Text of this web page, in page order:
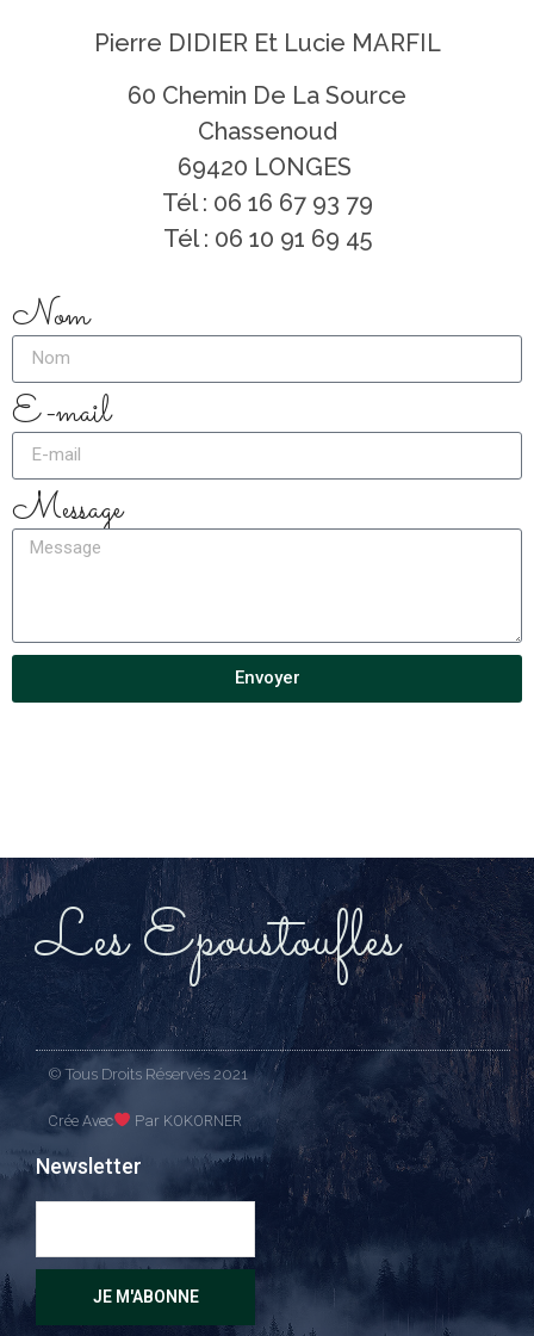
Pierre DIDIER Et Lucie MARFIL
60 Chemin De La Source
Chassenoud
69420 LONGES
Tél : 06 16 67 93 79
Tél : 06 10 91 69 45
Nom
E-mail
Message
Envoyer
Les Epoustoufles
© Tous Droits Réservés 2021
Crée Avec Par KOKORNER
Newsletter
JE M'ABONNE